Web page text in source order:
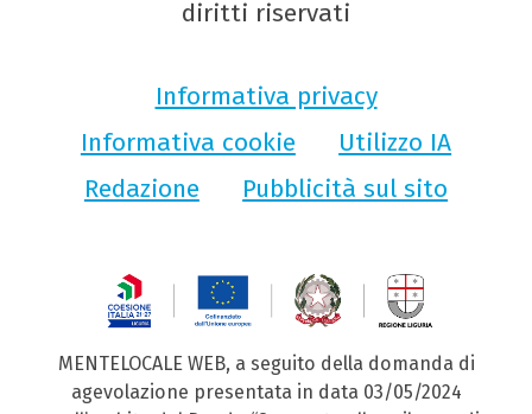
diritti riservati
Informativa privacy
Informativa cookie
Utilizzo IA
Redazione
Pubblicità sul sito
MENTELOCALE WEB, a seguito della domanda di
agevolazione presentata in data 03/05/2024